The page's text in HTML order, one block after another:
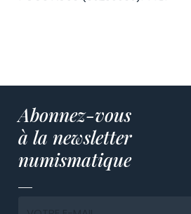
Abonnez-vous
à la newsletter
numismatique